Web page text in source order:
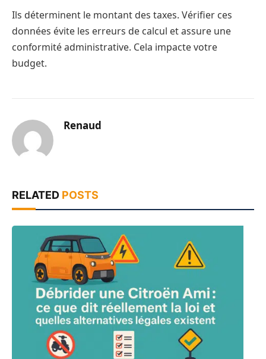
Ils déterminent le montant des taxes. Vérifier ces
données évite les erreurs de calcul et assure une
conformité administrative. Cela impacte votre
budget.
Renaud
RELATED POSTS